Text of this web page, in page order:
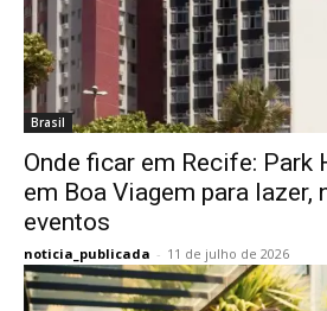
Brasil
Onde ficar em Recife: Park
em Boa Viagem para lazer,
eventos
noticia_publicada - 11 de julho de 2026